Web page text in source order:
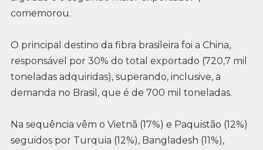
comemorou.
O principal destino da fibra brasileira foi a China,
responsável por 30% do total exportado (720,7 mil
toneladas adquiridas), superando, inclusive, a
demanda no Brasil, que é de 700 mil toneladas.
Na sequência vêm o Vietnã (17%) e Paquistão (12%)
seguidos por Turquia (12%), Bangladesh (11%),